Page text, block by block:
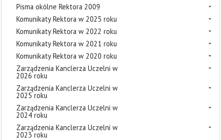
Pisma okólne Rektora 2009
Komunikaty Rektora w 2025 roku
Komunikaty Rektora w 2022 roku
Komunikaty Rektora w 2021 roku
Komunikaty Rektora w 2020 roku
Zarządzenia Kanclerza Uczelni w
2026 roku
Zarządzenia Kanclerza Uczelni w
2025 roku
Zarządzenia Kanclerza Uczelni w
2024 roku
Zarządzenia Kanclerza Uczelni w
2023 roku